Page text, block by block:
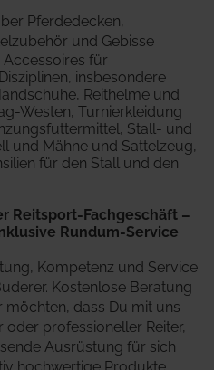
Pferdedecken,
und Gebisse
für
insbesondere
Reithelme und
Westen, Turnierkleidung
Stall- und
und Mähne und Sattelzeug,
für den Stall und den
Reitsport-Fachgeschäft –
Rundum-Service
Kompetenz und Service
Kostenlose Beratung
möchten, dass Du mit uns
professioneller Reiter,
Ausrüstung für sich